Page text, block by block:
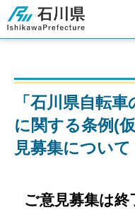
石川県
「石川県自転
に関する条例(
見募集について
ご意見募集は